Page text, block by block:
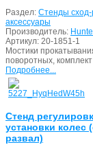
Раздел: Стенды сход-
аксессуары
Производитель:
Артикул: 20-1851-1
Мостики
поворотных,
Подробнее...
Стенд
установки колес
развал)